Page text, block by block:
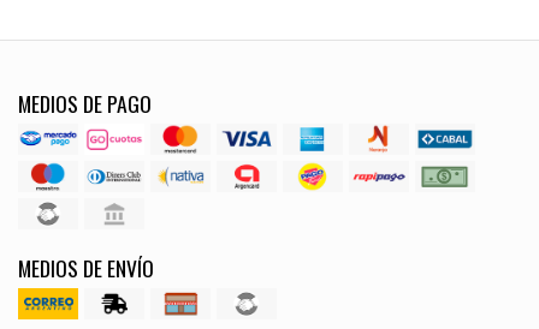
MEDIOS DE PAGO
MEDIOS DE ENVÍO